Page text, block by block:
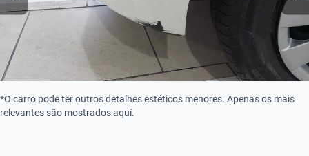
*O carro pode ter outros detalhes estéticos menores. Apenas os mais
relevantes são mostrados aquí.